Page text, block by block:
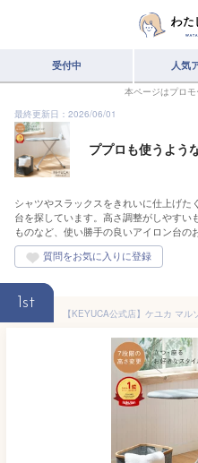
受付中 人気
本ページはプロ
最終更新日：2026/06/01
ププロも使うよう
シャツやスラックスをきれいに仕上げ
台を探しています。高さ調整がしやす
ものなど、使い勝手の良いアイロン台の
1st